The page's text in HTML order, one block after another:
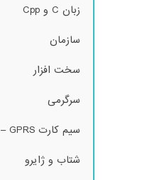
زبان C و Cpp
سازمان
سخت افزار
سرگرمی
سیم کارت GSM – GPRS
شتاب و ژایرو